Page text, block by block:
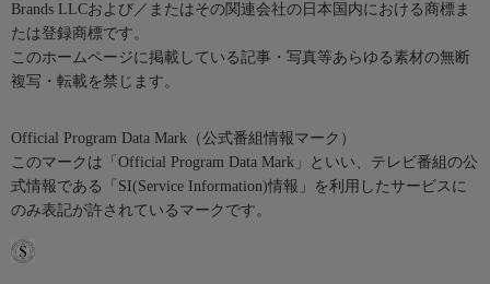
Brands LLCおよび／またはその関連会社の日本国内における商標ま
たは登録商標です。
このホームページに掲載している記事・写真等あらゆる素材の無断
複写・転載を禁じます。
Official Program Data Mark（公式番組情報マーク）
このマークは「Official Program Data Mark」といい、テレビ番組の公
式情報である「SI(Service Information)情報」を利用したサービスに
のみ表記が許されているマークです。